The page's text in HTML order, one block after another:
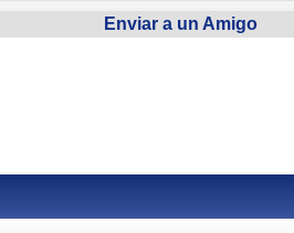
Enviar a un Amigo